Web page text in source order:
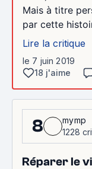
Mais à titre
par cette
Lire la critique
le 7 juin 2019
18 j'aime
8
mymp
1228
Réparer le